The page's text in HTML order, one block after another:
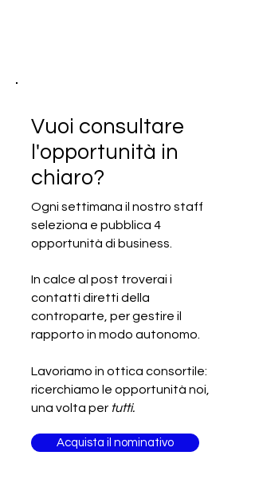
Cercasi produttore di articoli ed
Vuoi consultare
l'opportunità in
chiaro?
Ogni settimana il nostro staff
seleziona e pubblica 4
opportunità di business.
In calce al post troverai i
contatti diretti della
controparte, per gestire il
rapporto in modo autonomo.
Lavoriamo in ottica consortile:
ricerchiamo le opportunità noi,
una volta per tutti.
Acquista il nominativo